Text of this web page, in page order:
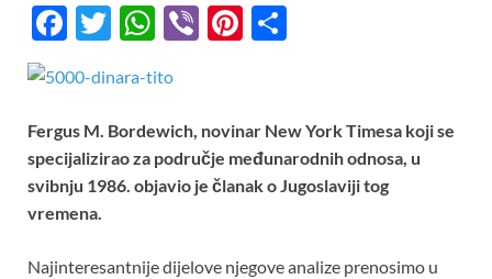
F
e
b
o
o
k
T
itt
er
W
at
s
A
p
Vi Pi
es
t
e
Fergus M. Bordewich, novinar New York Timesa koji se
specijalizirao za područje međunarodnih odnosa, u
svibnju 1986. objavio je članak o Jugoslaviji tog
vremena.
Najinteresantnije dijelove njegove analize prenosimo u